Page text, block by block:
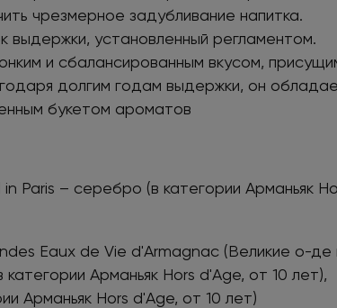
чрезмерное задубливание напитка.
установленный регламентом.
и сбалансированным вкусом,
долгим годам выдержки, он
букетом ароматов
Paris – серебро (в категории Арманьяк
Eaux de Vie d'Armagnac (Великие о-де
Арманьяк Hors d'Age, от 10 лет),
Арманьяк Hors d'Age, от 10 лет)